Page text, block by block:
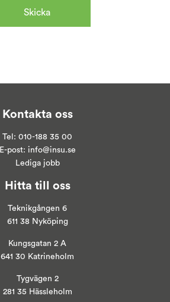
Kontakta oss
Tel: 010-188 35 00
E-post: info@insu.se
Lediga jobb
Hitta till oss
Teknikgången 6
611 38 Nyköping
Kungsgatan 2 A
641 30 Katrineholm
Tygvägen 2
281 35 Hässleholm